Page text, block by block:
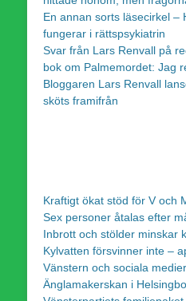
En annan sorts läsecirkel –
fungerar i rättspsykiatrin
Svar från Lars Renvall på
bok om Palmemordet: Jag
Bloggaren Lars Renvall
sköts framifrån
Kraftigt ökat stöd för V och
Sex personer åtalas efter
Inbrott och stölder minskar
Kylvatten försvinner inte –
Vänstern och sociala medier
Änglamakerskan i